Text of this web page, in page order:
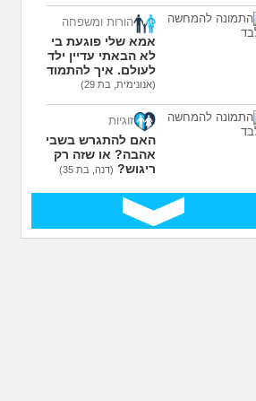
הורות ומשפחה
אמא שלי פוגעת בי כי
לא הבאתי עדיין ילדים
לעולם. איך להתמודד?
(אנונימית, בת 29)
זוגיות
האם להתגרש בשביל
אהבה? או שזה רק
ריגוש? (דנה, בת 35)